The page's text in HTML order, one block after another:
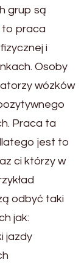
grup są
to praca
i
Osoby
wózków
Praca ta
jest to
ci którzy w
odbyć taki
jak:
jazdy